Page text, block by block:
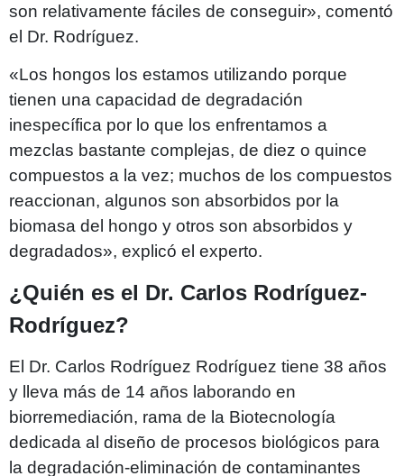
son relativamente fáciles de conseguir», comentó
el Dr. Rodríguez.
«Los hongos los estamos utilizando porque
tienen una capacidad de degradación
inespecífica por lo que los enfrentamos a
mezclas bastante complejas, de diez o quince
compuestos a la vez; muchos de los compuestos
reaccionan, algunos son absorbidos por la
biomasa del hongo y otros son absorbidos y
degradados», explicó el experto.
¿Quién es el Dr. Carlos Rodríguez-
Rodríguez?
El Dr. Carlos Rodríguez Rodríguez tiene 38 años
y lleva más de 14 años laborando en
biorremediación, rama de la Biotecnología
dedicada al diseño de procesos biológicos para
la degradación-eliminación de contaminantes